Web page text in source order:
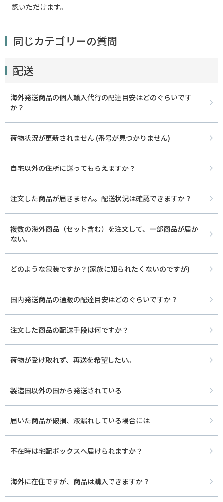
認いただけます。
同じカテゴリーの質問
配送
海外発送商品の個人輸入代行の配達目安はどのぐらいです
か？
荷物状況が更新されません (番号が見つかりません)
自宅以外の住所に送ってもらえますか？
注文した商品が届きません。配送状況は確認できますか？
複数の海外商品（セット含む）を注文して、一部商品が届か
ない。
どのような包装ですか？(家族に知られたくないのですが)
国内発送商品の通販の配達目安はどのぐらいですか？
注文した商品の配送手段は何ですか？
荷物が受け取れず、再送を希望したい。
製造国以外の国から発送されている
届いた商品が破損、液漏れしている場合には
不在時は宅配ボックスへ届けられますか？
海外に在住ですが、商品は購入できますか？